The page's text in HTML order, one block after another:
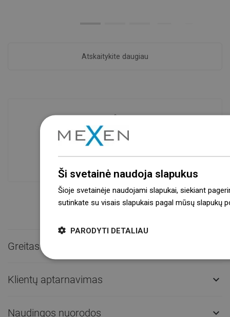
Atskaitykite daugiau
Prekių prieinamumas
Mūsų produktai jūsų laukia moderniame
Greitas kontaktas
Klientų aptarnavimas 
Naudingos nuorodos 
Ši svetainė naudoja slapukus
Šioje svetainėje naudojami slapukai, siekiant
sutinkate su visais slapukais pagal mūsų slapukų
PARODYTI DETALIAU